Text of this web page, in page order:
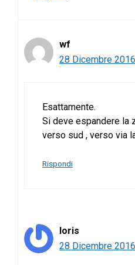
wf
28 Dicembre
Esattamente.
Si deve espandere la
verso sud , verso via
Rispondi
loris
28 Dicembre